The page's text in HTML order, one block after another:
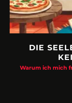
DIE
Warum ich mich